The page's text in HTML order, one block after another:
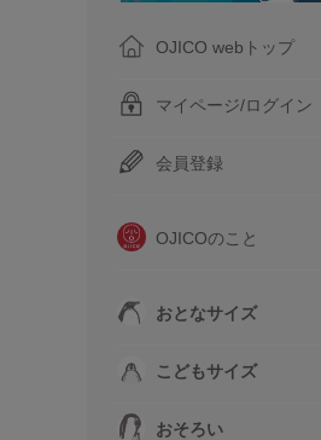
OJICO webトップ
マイページ/ログイン
会員登録
OJICOのこと
おとなサイズ
こどもサイズ
おそろい